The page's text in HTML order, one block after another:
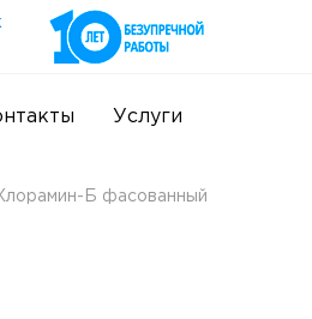
Услуги
Б фасованный